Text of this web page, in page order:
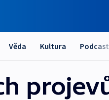
Věda Kultura